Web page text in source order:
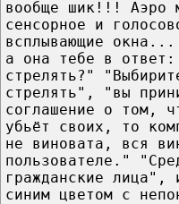
вообще шик!!! Аэро
сенсорное и
всплывающие
а она тебе в
стрелять?"
стрелять", "вы
соглашение о том,
убьёт своих, то
не виновата, вся
пользователе."
гражданские лица",
синим цветом с